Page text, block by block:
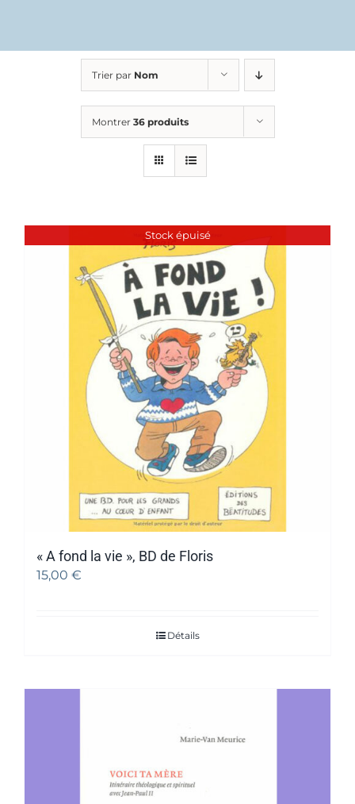
Trier par Nom
Montrer 36 produits
Stock épuisé
« A fond la vie », BD de Floris
15,00 €
Détails